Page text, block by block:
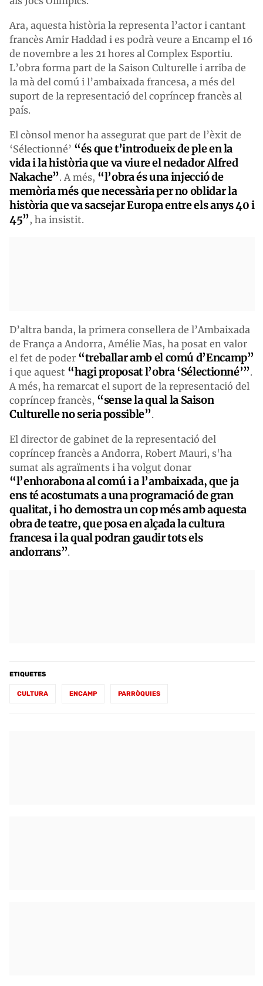
Ara, aquesta història la representa l’actor i cantant
francès Amir Haddad i es podrà veure a Encamp el 16
de novembre a les 21 hores al Complex Esportiu.
L’obra forma part de la Saison Culturelle i arriba de
la mà del comú i l’ambaixada francesa, a més del
suport de la representació del copríncep francès al
país.
El cònsol menor ha assegurat que part de l’èxit de
‘Sélectionné’ “és que t’introdueix de ple en la
vida i la història que va viure el nedador Alfred
Nakache”. A més, “l’obra és una injecció de
memòria més que necessària per no oblidar la
història que va sacsejar Europa entre els anys 40 i
45”, ha insistit.
D’altra banda, la primera consellera de l’Ambaixada
de França a Andorra, Amélie Mas, ha posat en valor
el fet de poder “treballar amb el comú d’Encamp”
i que aquest “hagi proposat l’obra ‘Sélectionné’”.
A més, ha remarcat el suport de la representació del
copríncep francès, “sense la qual la Saison
Culturelle no seria possible”.
El director de gabinet de la representació del
copríncep francès a Andorra, Robert Mauri, s'ha
sumat als agraïments i ha volgut donar
“l’enhorabona al comú i a l’ambaixada, que ja
ens té acostumats a una programació de gran
qualitat, i ho demostra un cop més amb aquesta
obra de teatre, que posa en alçada la cultura
francesa i la qual podran gaudir tots els
andorrans”.
ETIQUETES
CULTURA ENCAMP PARRÒQUIES